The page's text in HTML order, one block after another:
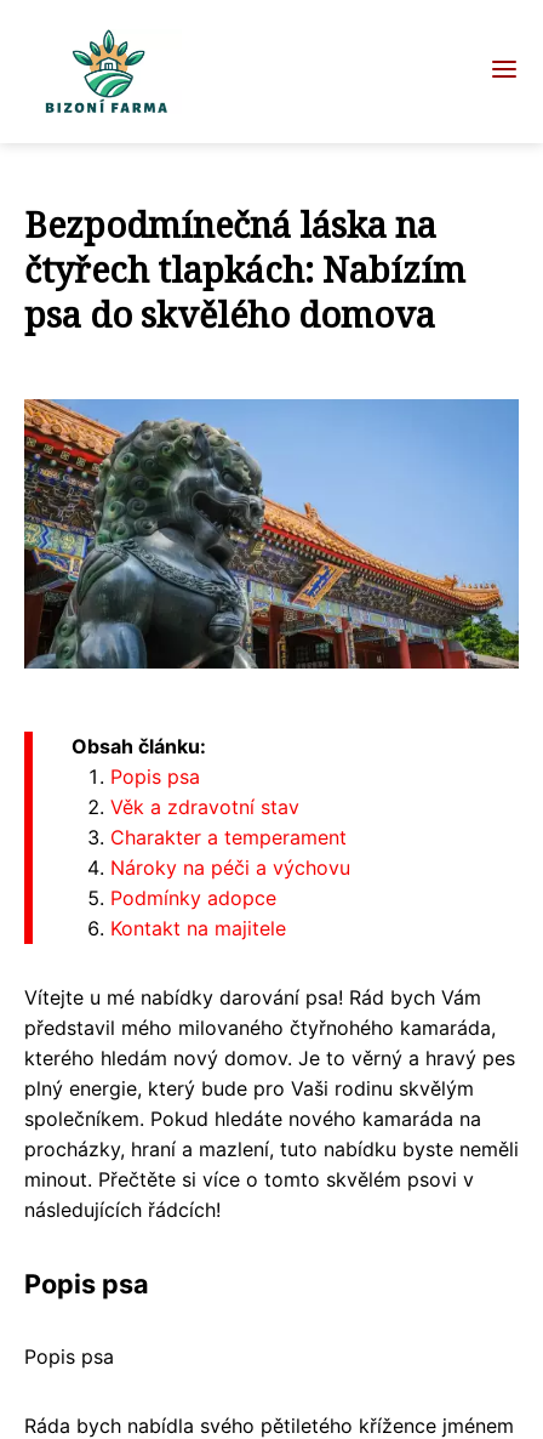
Bezpodmínečná láska na
čtyřech tlapkách: Nabízím
psa do skvělého domova
Obsah článku:
Popis psa
Věk a zdravotní stav
Charakter a temperament
Nároky na péči a výchovu
Podmínky adopce
Kontakt na majitele
Vítejte u mé nabídky darování psa! Rád bych Vám
představil mého milovaného čtyřnohého kamaráda,
kterého hledám nový domov. Je to věrný a hravý pes
plný energie, který bude pro Vaši rodinu skvělým
společníkem. Pokud hledáte nového kamaráda na
procházky, hraní a mazlení, tuto nabídku byste neměli
minout. Přečtěte si více o tomto skvělém psovi v
následujících řádcích!
Popis psa
Popis psa
Ráda bych nabídla svého pětiletého křížence jménem